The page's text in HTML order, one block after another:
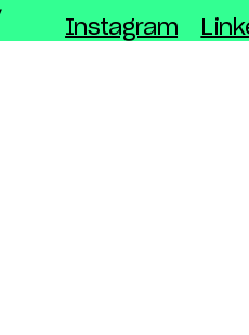
Instagram